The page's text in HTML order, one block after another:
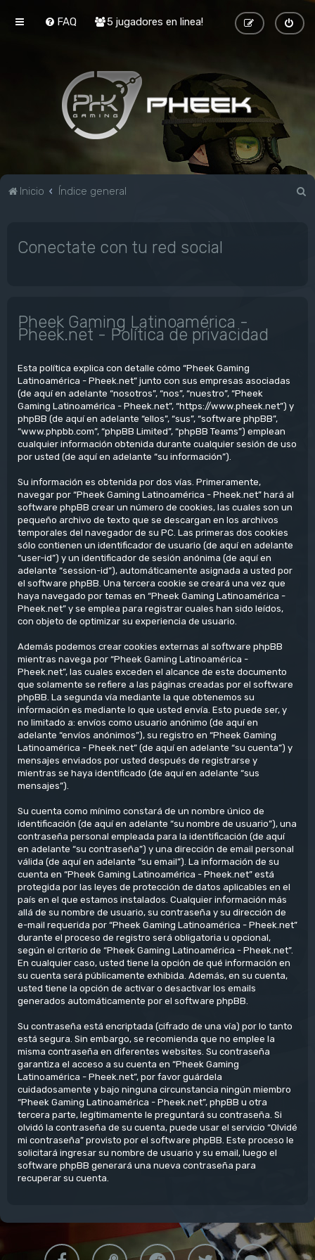
FAQ 5 jugadores en linea!
Inicio Índice general
Conectate con tu red social
Pheek Gaming Latinoamérica -
Pheek.net - Política de privacidad
Esta política explica con detalle cómo “Pheek Gaming
Latinoamérica - Pheek.net” junto con sus empresas asociadas
(de aquí en adelante “nosotros”, “nos”, “nuestro”, “Pheek
Gaming Latinoamérica - Pheek.net”, “https://www.pheek.net”) y
phpBB (de aquí en adelante “ellos”, “sus”, “software phpBB”,
“www.phpbb.com”, “phpBB Limited”, “phpBB Teams”) emplean
cualquier información obtenida durante cualquier sesión de uso
por usted (de aquí en adelante “su información”).
Su información es obtenida por dos vías. Primeramente,
navegar por “Pheek Gaming Latinoamérica - Pheek.net” hará al
software phpBB crear un número de cookies, las cuales son un
pequeño archivo de texto que se descargan en los archivos
temporales del navegador de su PC. Las primeras dos cookies
sólo contienen un identificador de usuario (de aquí en adelante
“user-id”) y un identificador de sesión anónima (de aquí en
adelante “session-id”), automáticamente asignada a usted por
el software phpBB. Una tercera cookie se creará una vez que
haya navegado por temas en “Pheek Gaming Latinoamérica -
Pheek.net” y se emplea para registrar cuales han sido leídos,
con objeto de optimizar su experiencia de usuario.
Además podemos crear cookies externas al software phpBB
mientras navega por “Pheek Gaming Latinoamérica -
Pheek.net”, las cuales exceden el alcance de este documento
que solamente se refiere a las páginas creadas por el software
phpBB. La segunda vía mediante la que obtenemos su
información es mediante lo que usted envía. Esto puede ser, y
no limitado a: envíos como usuario anónimo (de aquí en
adelante “envíos anónimos”), su registro en “Pheek Gaming
Latinoamérica - Pheek.net” (de aquí en adelante “su cuenta”) y
mensajes enviados por usted después de registrarse y
mientras se haya identificado (de aquí en adelante “sus
mensajes”).
Su cuenta como mínimo constará de un nombre único de
identificación (de aquí en adelante “su nombre de usuario”), una
contraseña personal empleada para la identificación (de aquí
en adelante “su contraseña”) y una dirección de email personal
válida (de aquí en adelante “su email”). La información de su
cuenta en “Pheek Gaming Latinoamérica - Pheek.net” está
protegida por las leyes de protección de datos aplicables en el
país en el que estamos instalados. Cualquier información más
allá de su nombre de usuario, su contraseña y su dirección de
e-mail requerida por “Pheek Gaming Latinoamérica - Pheek.net”
durante el proceso de registro será obligatoria u opcional,
según el criterio de “Pheek Gaming Latinoamérica - Pheek.net”.
En cualquier caso, usted tiene la opción de qué información en
su cuenta será públicamente exhibida. Además, en su cuenta,
usted tiene la opción de activar o desactivar los emails
generados automáticamente por el software phpBB.
Su contraseña está encriptada (cifrado de una vía) por lo tanto
está segura. Sin embargo, se recomienda que no emplee la
misma contraseña en diferentes websites. Su contraseña
garantiza el acceso a su cuenta en “Pheek Gaming
Latinoamérica - Pheek.net”, por favor guárdela
cuidadosamente y bajo ninguna circunstancia ningún miembro
“Pheek Gaming Latinoamérica - Pheek.net”, phpBB u otra
tercera parte, legítimamente le preguntará su contraseña. Si
olvidó la contraseña de su cuenta, puede usar el servicio “Olvidé
mi contraseña” provisto por el software phpBB. Este proceso le
solicitará ingresar su nombre de usuario y su email, luego el
software phpBB generará una nueva contraseña para
recuperar su cuenta.